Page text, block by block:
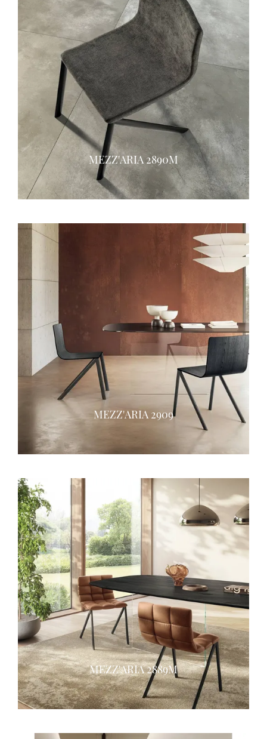
MEZZ'ARIA 2890M
MEZZ'ARIA 2909
MEZZ'ARIA 2889M